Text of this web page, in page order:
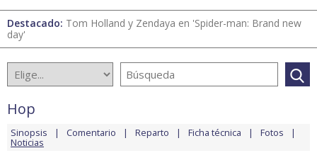
Destacado: Tom Holland y Zendaya en 'Spider-man: Brand new
day'
Hop
Sinopsis Comentario Reparto Ficha técnica Fotos
Noticias